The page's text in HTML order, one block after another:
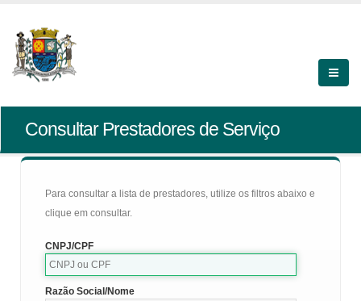
Consultar Prestadores de Serviço
Para consultar a lista de prestadores, utilize os filtros abaixo e
clique em consultar.
CNPJ/CPF
Razão Social/Nome